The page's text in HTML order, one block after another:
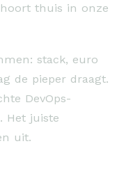
thuis in onze
stack, euro
de pieper draagt.
DevOps-
Het juiste
uit.